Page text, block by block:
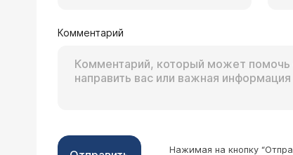
глазами: начало двоиться в
лакунарного инфаркта в
.лечили его пару недель
Врач — врач-
Здравствуйте,
сопутствующие
думаю, что
которого есть
заболевание, а осложнение основного
Комментарий
Нажимая на кнопку